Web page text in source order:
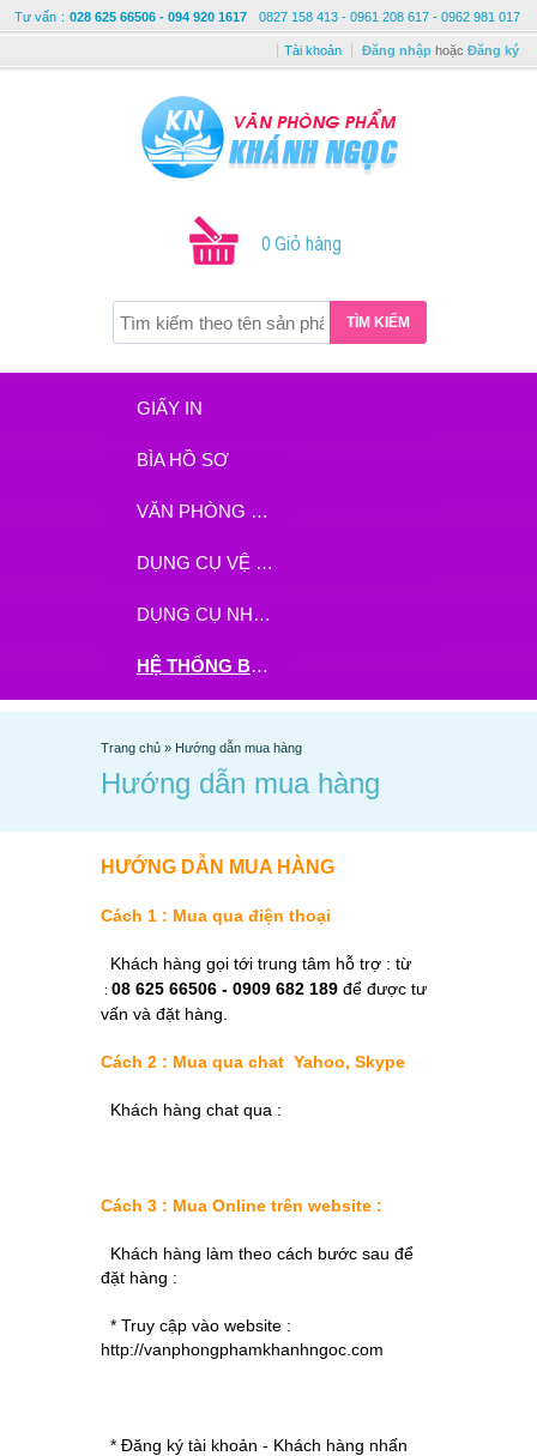
Tư vấn : 028 625 66506 - 094 920 1617 0827 158 413 - 0961 208 617 - 0962 981 017
Tài khoản Đăng nhập hoặc Đăng ký
0 Giỏ hàng
TÌM KIẾM
GIẤY IN
BÌA HỒ SƠ
VĂN PHÒNG PHẨM
DỤNG CỤ VỆ SINH
DỤNG CỤ NHÀ BẾP
HỆ THỐNG BHX - TGDĐ ĐẶT HÀNG TẠI ĐÂY
Trang chủ » Hướng dẫn mua hàng
Hướng dẫn mua hàng
HƯỚNG DẪN MUA HÀNG
Cách 1 : Mua qua điện thoại
Khách hàng gọi tới trung tâm hỗ trợ : từ
: 08 625 66506 - 0909 682 189 để được tư
vấn và đặt hàng.
Cách 2 : Mua qua chat Yahoo, Skype
Khách hàng chat qua :
Cách 3 : Mua Online trên website :
Khách hàng làm theo cách bước sau để
đặt hàng :
* Truy cập vào website :
http://vanphongphamkhanhngoc.com
* Đăng ký tài khoản - Khách hàng nhấn